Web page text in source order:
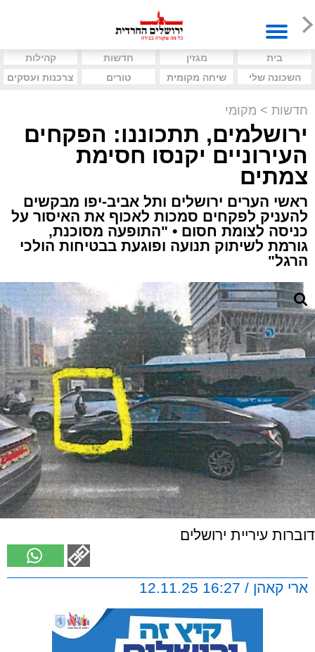
בית מגזין חדשות
קהילות
השכונה שלי
שיחה מקומית טורים צרכנות ועסקים
חדשות > מקומי
ירושלמים, תתכוננו: הפקחים
העירוניים יקנסו חסימת
צמתים
ראשי הערים ירושלים ותל אביב-יפו מבקשים
להעניק לפקחים סמכות לאכוף את האיסור על
כניסה לצומת חסום • "התופעה מסוכנת,
גורמת לשיתוק תנועה ופוגעת בבטיחות הולכי
הרגל"
דוברות עיריית ירושלים
ארי קאהן / 16:27 12.11.25